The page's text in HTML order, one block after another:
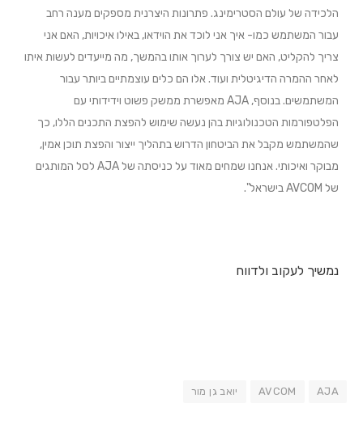
הלכידה של עולם הסטרימינג. פתרונות היצרנית מספקים מענה רחב
עבור המשתמש כמו- איך אני לוכד את הוידאו, באילו איכויות, האם אני
צריך להקליט, האם יש צורך לערוך אותו בהמשך, מה מייעדים לעשות איתו
לאחר ההמרה הדיגיטלית ועוד. אלו הם כלים עוצמתיים ביותר עבור
המשתמשים. בנוסף, AJA מאפשרת ממשק פשוט וידידותי עם
הפלטפורמות הטכנולוגיות בהן נעשה שימוש להפצת התכנים הללו, כך
שהמשתמש מקבל את הביטחון הדרוש בתהליך ייצור והפצת תוכן אמין,
מבוקר ואיכותי.
אנחנו שמחים מאוד על כניסתה של AJA לסל המותגים
של AVCOM בישראל".
נמשיך לעקוב ולדווח
AJA
AVCOM יואב גן מור